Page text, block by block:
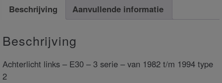
Beschrijving Aanvullende informatie
Beschrijving
Achterlicht links – E30 – 3 serie – van 1982 t/m 1994 type
2